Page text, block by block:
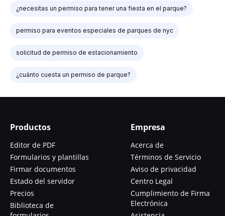
¿necesitas un permiso para tener una fiesta en el parque?
permiso para eventos especiales de parques de nyc
solicitud de permiso de estacionamiento
¿cuánto cuesta un permiso de parque?
Productos
Editor de PDF
Formularios y plantillas
Firmar documentos
Estado del servidor
Precios
Biblioteca de
Empresa
Acerca de
Términos de Servicio
Aviso de privacidad
Centro Legal
Cumplimiento de Firma
Electrónica